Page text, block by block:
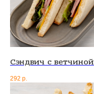
Сэндвич с ветчиной
292 р.